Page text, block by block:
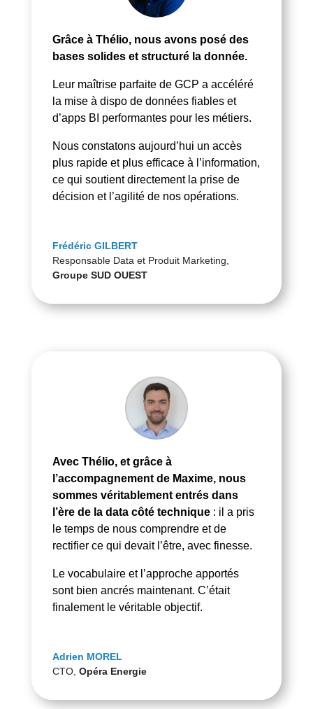
Grâce à Thélio, nous avons posé des
bases solides et structuré la donnée.
Leur maîtrise parfaite de GCP a accéléré
la mise à dispo de données fiables et
d’apps BI performantes pour les métiers.
Nous constatons aujourd’hui un accès
plus rapide et plus efficace à l’information,
ce qui soutient directement la prise de
décision et l’agilité de nos opérations.
Frédéric GILBERT
Responsable Data et Produit Marketing,
Groupe SUD OUEST
Avec Thélio, et grâce à
l’accompagnement de Maxime, nous
sommes véritablement entrés dans
l’ère de la data côté technique: il a pris
le temps de nous comprendre et de
rectifier ce qui devait l’être, avec finesse.
Le vocabulaire et l’approche apportés
sont bien ancrés maintenant. C’était
finalement le véritable objectif.
Adrien MOREL
CTO, Opéra Energie